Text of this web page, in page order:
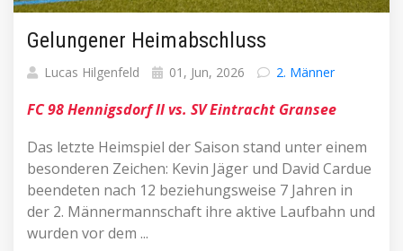
Gelungener Heimabschluss
Lucas Hilgenfeld 01, Jun, 2026 2. Männer
FC 98 Hennigsdorf II vs. SV Eintracht Gransee
Das letzte Heimspiel der Saison stand unter einem
besonderen Zeichen: Kevin Jäger und David Cardue
beendeten nach 12 beziehungsweise 7 Jahren in
der 2. Männermannschaft ihre aktive Laufbahn und
wurden vor dem ...